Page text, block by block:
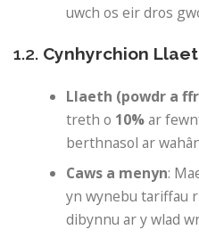
uwch os eir dros
1.2. Cynhyrchion
Llaeth (powdr a
treth o 10%ar
berthnasol ar
Caws a menyn:
yn wynebu tariffau
dibynnu ar y wlad